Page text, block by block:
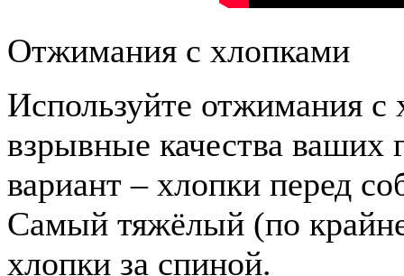
Отжимания с хлопками
Используйте отжимания с
взрывные качества
вариант – хлопки перед
Самый тяжёлый (по
хлопки за спиной.